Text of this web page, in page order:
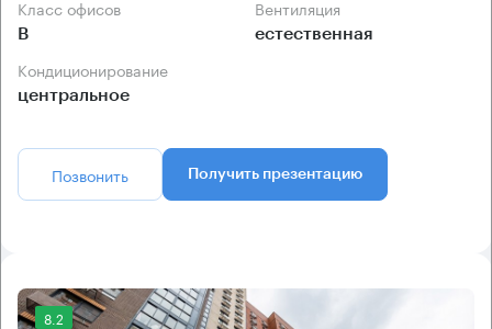
Класс офисов
B
Вентиляция
естественная
Кондиционирование
центральное
Позвонить Получить презентацию
8.2